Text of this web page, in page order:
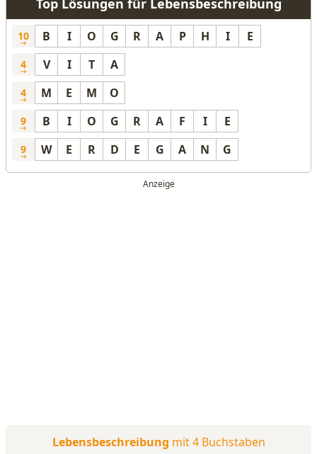
Top Lösungen für Lebensbeschreibung
10 B I O G R A P H I E
4 V I T A
4 M E M O
9 B I O G R A F I E
9 W E R D E G A N G
Lebensbeschreibung mit 4 Buchstaben